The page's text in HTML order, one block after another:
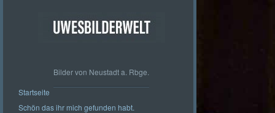
Bilder von Neustadt a. Rbge.
Startseite
Schön das ihr mich gefunden habt.